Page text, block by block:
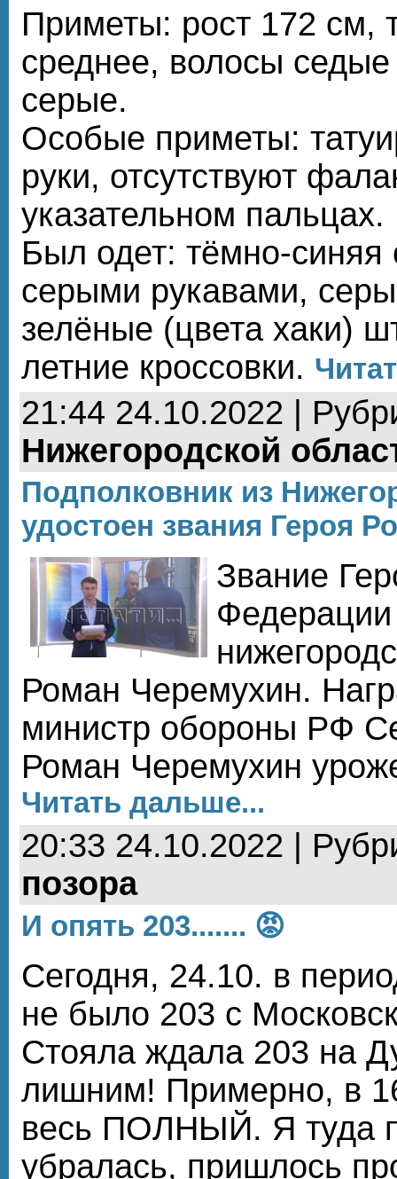
Приметы: рост 172 см,
среднее, волосы седые
серые.
Особые приметы:
руки, отсутствуют
указательном пальцах.
Был одет: тёмно-синяя
серыми рукавами,
зелёные (цвета хаки)
летние кроссовки.
21:44 24.10.2022 |
Нижегородской
Подполковник из
удостоен звания Героя
Звание
Роман Черемухин.
министр обороны РФ
Роман Черемухин
Читать дальше...
20:33 24.10.2022 |
позора
И опять 203....... 😡
Сегодня, 24.10. в
не было 203 с
Стояла ждала 203 на
лишним! Примерно, в
весь ПОЛНЫЙ. Я туда
убралась, пришлось